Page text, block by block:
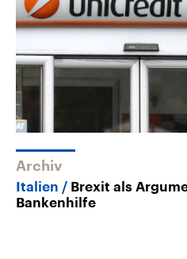
Archiv
Italien
Brexit als
Bankenhilfe